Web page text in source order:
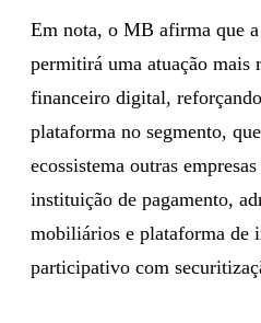
Em nota, o MB afirma que
permitirá uma atuação mais
financeiro digital,
plataforma no segmento,
ecossistema outras
instituição de pagamento,
mobiliários e plataforma de
participativo com